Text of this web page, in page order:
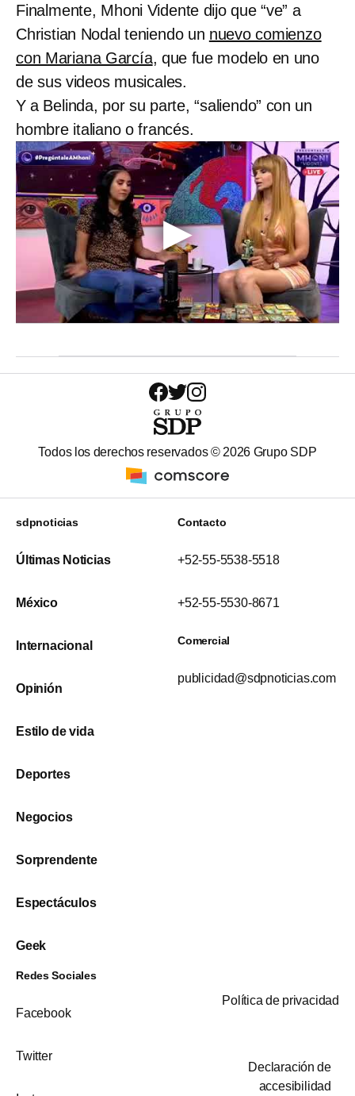
Finalmente, Mhoni Vidente dijo que “ve” a
Christian Nodal teniendo un nuevo comienzo
con Mariana García, que fue modelo en uno
de sus videos musicales.
Y a Belinda, por su parte, “saliendo” con un
hombre italiano o francés.
Todos los derechos reservados © 2026 Grupo SDP
sdpnoticias
Últimas Noticias
México
Internacional
Opinión
Estilo de vida
Deportes
Negocios
Sorprendente
Espectáculos
Geek
Contacto
+52-55-5538-5518
+52-55-5530-8671
Comercial
publicidad@sdpnoticias.com
Redes Sociales
Facebook
Twitter
Política de privacidad
Declaración de
accesibilidad